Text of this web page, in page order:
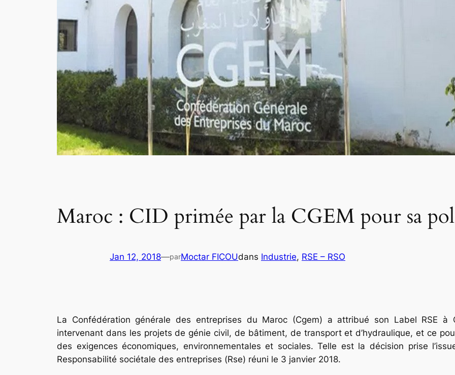
Maroc : CID primée par la CGEM pour sa
Jan 12, 2018—parMoctar FICOUdans Industrie, RSE – RSO
La Confédération générale des entreprises du Maroc (Cgem) a attribué son Label RSE à
intervenant dans les projets de génie civil, de bâtiment, de transport et d’hydraulique, et ce
des exigences économiques, environnementales et sociales. Telle est la décision prise
Responsabilité sociétale des entreprises (Rse) réuni le 3 janvier 2018.